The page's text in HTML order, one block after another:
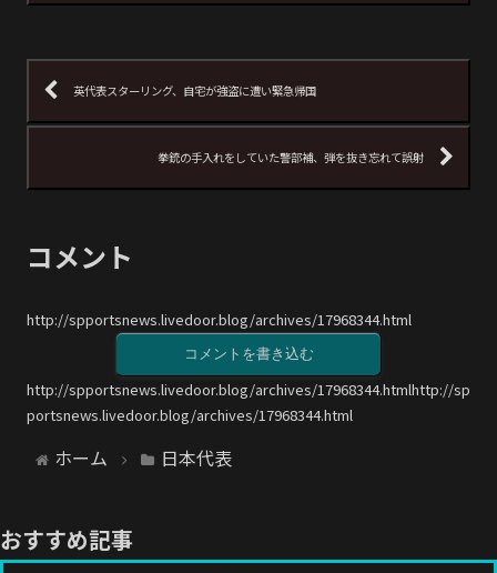
英代表スターリング、自宅が強盗に遭い緊急帰国
拳銃の手入れをしていた警部補、弾を抜き忘れて誤射
コメント
http://spportsnews.livedoor.blog/archives/17968344.html
コメントを書き込む
http://spportsnews.livedoor.blog/archives/17968344.htmlhttp://sp
portsnews.livedoor.blog/archives/17968344.html
ホーム 日本代表
おすすめ記事